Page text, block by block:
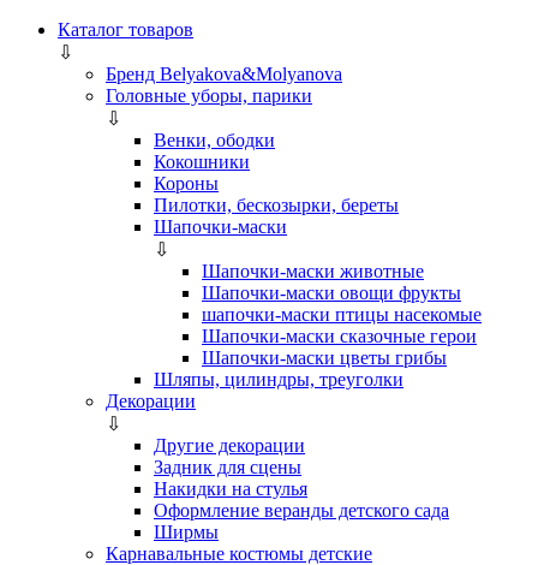
Каталог товаров
⇩
Бренд Belyakova&Molyanova
Головные уборы, парики
⇩
Венки, ободки
Кокошники
Короны
Пилотки, бескозырки, береты
Шапочки-маски
⇩
Шапочки-маски животные
Шапочки-маски овощи фрукты
шапочки-маски птицы насекомые
Шапочки-маски сказочные герои
Шапочки-маски цветы грибы
Шляпы, цилиндры, треуголки
Декорации
⇩
Другие декорации
Задник для сцены
Накидки на стулья
Оформление веранды детского сада
Ширмы
Карнавальные костюмы детские